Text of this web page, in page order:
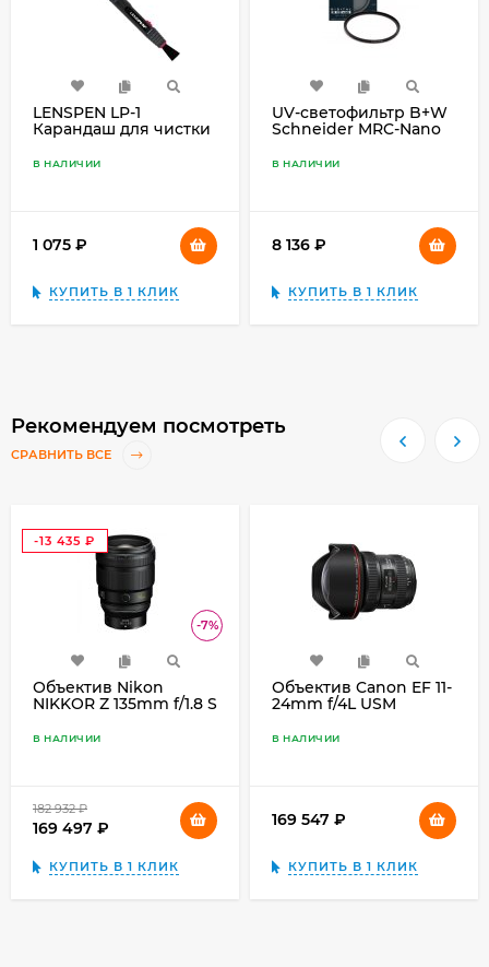
LENSPEN LP-1
Карандаш для чистки
В НАЛИЧИИ
1 075
КУПИТЬ В 1 КЛИК
UV-светофильтр B+W
Schneider MRC-Nano
В НАЛИЧИИ
8 136
КУПИТЬ В 1 КЛИК
Рекомендуем посмотреть
СРАВНИТЬ ВСЕ
-7%
-13 435
Объектив Nikon
NIKKOR Z 135mm f/1.8 S
В НАЛИЧИИ
182 932
169 497
КУПИТЬ В 1 КЛИК
Объектив Canon EF 11-
24mm f/4L USM
В НАЛИЧИИ
169 547
КУПИТЬ В 1 КЛИК